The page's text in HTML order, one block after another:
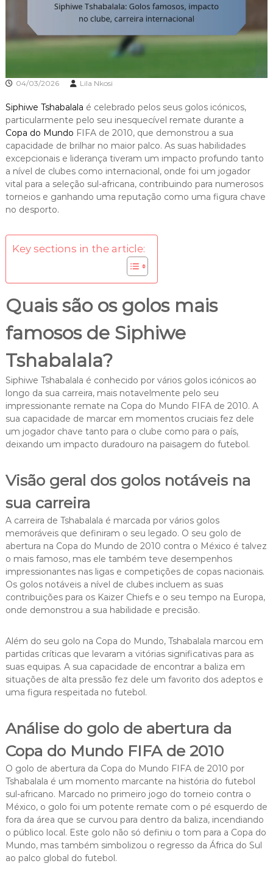
04/03/2026 Lila Nkosi
Siphiwe Tshabalala é celebrado pelos seus golos icónicos,
particularmente pelo seu inesquecível remate durante a
Copa do Mundo FIFA de 2010, que demonstrou a sua
capacidade de brilhar no maior palco. As suas habilidades
excepcionais e liderança tiveram um impacto profundo tanto
a nível de clubes como internacional, onde foi um jogador
vital para a seleção sul-africana, contribuindo para numerosos
torneios e ganhando uma reputação como uma figura chave
no desporto.
Key sections in the article:
Quais são os golos mais
famosos de Siphiwe
Tshabalala?
Siphiwe Tshabalala é conhecido por vários golos icónicos ao
longo da sua carreira, mais notavelmente pelo seu
impressionante remate na Copa do Mundo FIFA de 2010. A
sua capacidade de marcar em momentos cruciais fez dele
um jogador chave tanto para o clube como para o país,
deixando um impacto duradouro na paisagem do futebol.
Visão geral dos golos notáveis na
sua carreira
A carreira de Tshabalala é marcada por vários golos
memoráveis que definiram o seu legado. O seu golo de
abertura na Copa do Mundo de 2010 contra o México é talvez
o mais famoso, mas ele também teve desempenhos
impressionantes nas ligas e competições de copas nacionais.
Os golos notáveis a nível de clubes incluem as suas
contribuições para os Kaizer Chiefs e o seu tempo na Europa,
onde demonstrou a sua habilidade e precisão.
Além do seu golo na Copa do Mundo, Tshabalala marcou em
partidas críticas que levaram a vitórias significativas para as
suas equipas. A sua capacidade de encontrar a baliza em
situações de alta pressão fez dele um favorito dos adeptos e
uma figura respeitada no futebol.
Análise do golo de abertura da
Copa do Mundo FIFA de 2010
O golo de abertura da Copa do Mundo FIFA de 2010 por
Tshabalala é um momento marcante na história do futebol
sul-africano. Marcado no primeiro jogo do torneio contra o
México, o golo foi um potente remate com o pé esquerdo de
fora da área que se curvou para dentro da baliza, incendiando
o público local. Este golo não só definiu o tom para a Copa do
Mundo, mas também simbolizou o regresso da África do Sul
ao palco global do futebol.